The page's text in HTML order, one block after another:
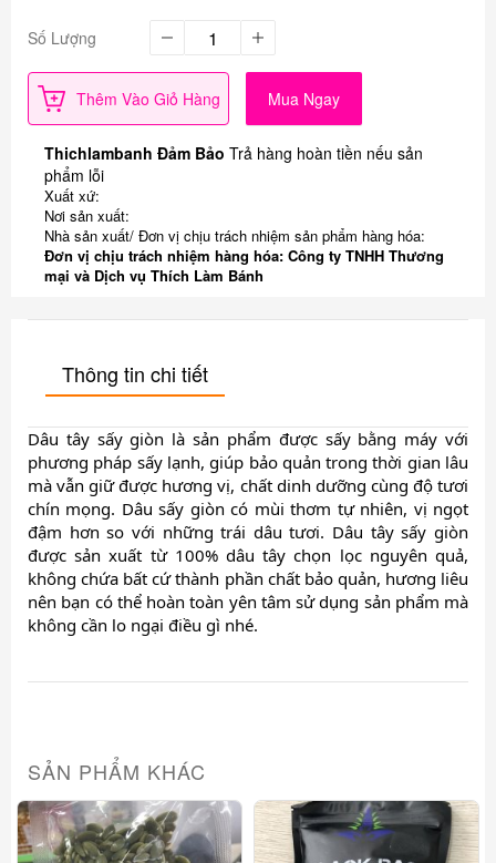
Số Lượng
Thêm Vào Giỏ Hàng Mua Ngay
Thichlambanh Đảm Bảo Trả hàng hoàn tiền nếu sản
phẩm lỗi
Xuất xứ:
Nơi sản xuất:
Nhà sản xuất/ Đơn vị chịu trách nhiệm sản phẩm hàng hóa:
Đơn vị chịu trách nhiệm hàng hóa: Công ty TNHH Thương
mại và Dịch vụ Thích Làm Bánh
Thông tin chi tiết
Dâu tây sấy giòn là sản phẩm được sấy bằng máy với
phương pháp sấy lạnh, giúp bảo quản trong thời gian lâu
mà vẫn giữ được hương vị, chất dinh dưỡng cùng độ tươi
chín mọng. Dâu sấy giòn có mùi thơm tự nhiên, vị ngọt
đậm hơn so với những trái dâu tươi. Dâu tây sấy giòn
được sản xuất từ 100% dâu tây chọn lọc nguyên quả,
không chứa bất cứ thành phần chất bảo quản, hương liêu
nên bạn có thể hoàn toàn yên tâm sử dụng sản phẩm mà
không cần lo ngại điều gì nhé.
SẢN PHẨM KHÁC